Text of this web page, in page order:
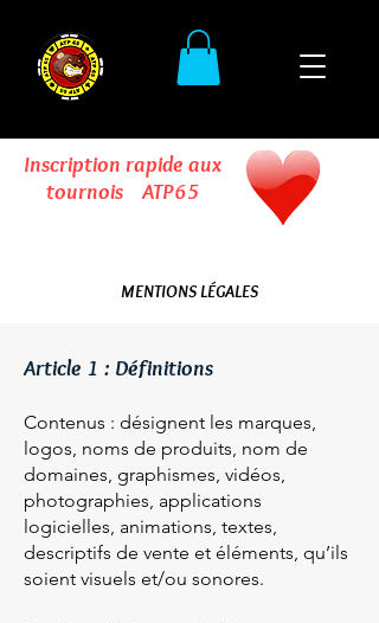
Inscription rapide aux
tournois ATP65
MENTIONS LÉGALES
Article 1 : Définitions
Contenus : désignent les marques,
logos, noms de produits, nom de
domaines, graphismes, vidéos,
photographies, applications
logicielles, animations, textes,
descriptifs de vente et éléments, qu’ils
soient visuels et/ou sonores.